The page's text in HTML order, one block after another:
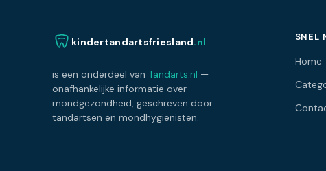
kindertandartsfriesland.nl
is een onderdeel van Tandarts.nl —
onafhankelijke informatie over
mondgezondheid, geschreven door
tandartsen en mondhygiënisten.
SNEL
Home